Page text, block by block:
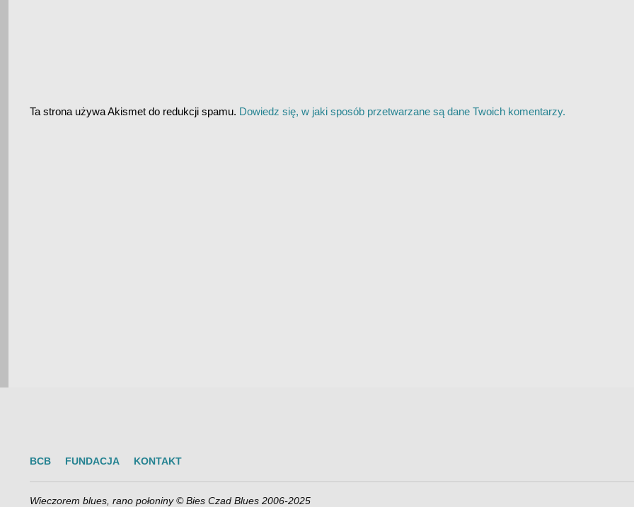
Ta strona używa Akismet do redukcji spamu. Dowiedz się, w jaki sposób przetwarzane są dane Twoich komentarzy.
BCB FUNDACJA KONTAKT
Wieczorem blues, rano połoniny © Bies Czad Blues 2006-2025